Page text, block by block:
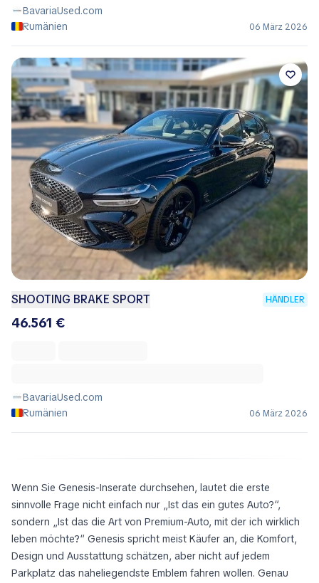
BavariaUsed.com
Rumänien
06 März 2026
SHOOTING BRAKE SPORT HÄNDLER
46.561 €
BavariaUsed.com
Rumänien
06 März 2026
Wenn Sie Genesis-Inserate durchsehen, lautet die erste
sinnvolle Frage nicht einfach nur „Ist das ein gutes Auto?“,
sondern „Ist das die Art von Premium-Auto, mit der ich wirklich
leben möchte?“ Genesis spricht meist Käufer an, die Komfort,
Design und Ausstattung schätzen, aber nicht auf jedem
Parkplatz das naheliegendste Emblem fahren wollen. Genau